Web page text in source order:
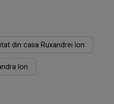
din casa Ruxandrei Ion
Ion